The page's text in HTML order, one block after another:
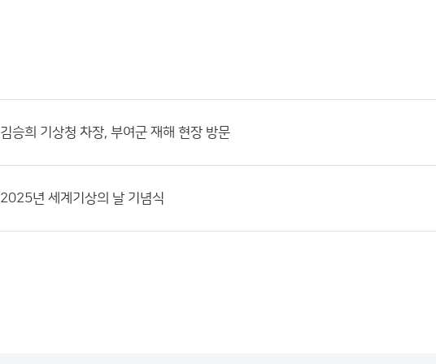
김승희 기상청 차장, 부여군 재해 현장 방문
2025년 세계기상의 날 기념식